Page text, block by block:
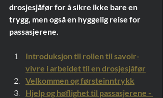
drosjesjåfør for å sikre ikke bare en
trygg, men også en hyggelig reise for
passasjerene.
Introduksjon til rollen til savoir-
vivre i arbeidet til en drosjesjåfør
Velkommen og førsteinntrykk
Hjelp og høflighet til passasjerene -